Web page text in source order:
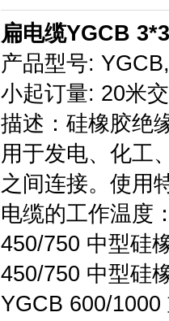
扁电缆YGCB
产品型号:
小起订量: 20米
描述：硅橡胶绝
用于发电、化工
之间连接。使用
电缆的工作温度
450/750 中型硅
450/750 中型硅
YGCB 600/1000